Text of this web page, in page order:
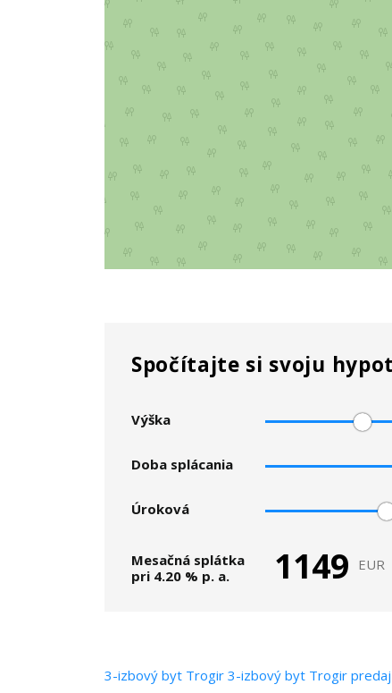
Spočítajte si svoju
Výška
Doba splácania
Úroková
Mesačná splátka
pri 4.20 % p. a. 1149 EUR
3-izbový byt Trogir 3-izbový byt Trogir predaj